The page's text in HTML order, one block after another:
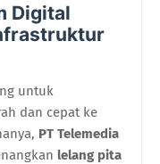
Digital
untuk
dan cepat ke
PT Telemedia
lelang pita